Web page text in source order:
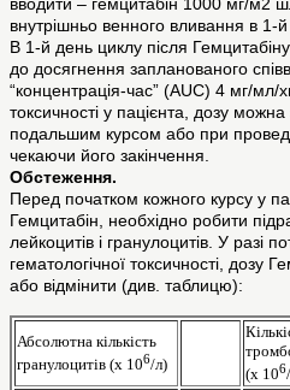
вводити – гемцитабін 1000 мг/м2
внутрішньо венного вливання в 1-
В 1-й день циклу після
до досягнення запланованого
“концентрація-час” (AUC) 4 мг/мл/
токсичності у пацієнта, дозу
подальшим курсом або при
чекаючи його закінчення.
Обстеження.
Перед початком кожного курсу у
Гемцитабін, необхідно робити
лейкоцитів і гранулоцитів. У разі
гематологічної токсичності, дозу
або відмінити (див. таблицю):
Абсолютна кількість
гранулоцитів (х 106/л)
(х 106